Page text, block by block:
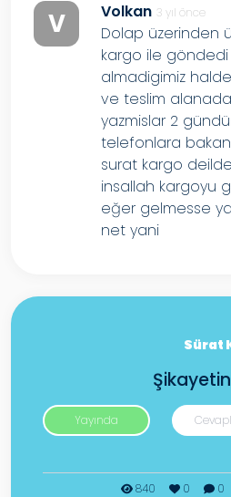
V Volkan 3 yıl önce
Dolap üzerinden
kargo ile
almadigimiz
ve teslim
yazmislar 2
telefonlara bakan
surat kargo
insallah kargoyu
eğer gelmesse
net yani
Sürat
Yayında
840 0 0